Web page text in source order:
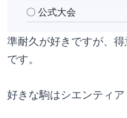
〇 公式大会
準耐久が好きですが、
です。
好きな駒はシエンティア